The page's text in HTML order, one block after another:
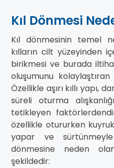
Kıl Dönmesi
Kıl dönmesinin temel
kılların cilt yüzeyinden
birikmesi ve burada
oluşumunu
Özellikle aşırı kıllı yapı,
süreli oturma
tetikleyen
özellikle otururken
yapar ve
dönmesine neden
şekildedir: